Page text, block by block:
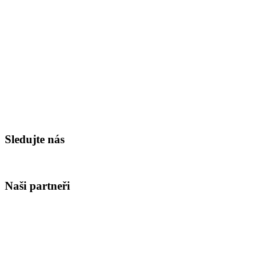
Sledujte nás
Naši partneři